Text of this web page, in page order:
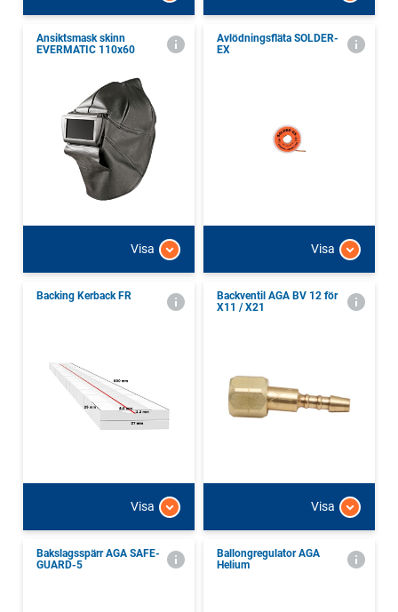
Ansiktsmask skinn
EVERMATIC 110x60
Visa
Avlödningsfläta SOLDER-
EX
Visa
Backing Kerback FR
Visa
Backventil AGA BV 12 för
X11 / X21
Visa
Bakslagsspärr AGA SAFE-
GUARD-5
Ballongregulator AGA
Helium